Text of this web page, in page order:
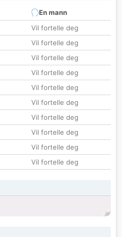
En mann
Vil fortelle deg
Vil fortelle deg
Vil fortelle deg
Vil fortelle deg
Vil fortelle deg
Vil fortelle deg
Vil fortelle deg
Vil fortelle deg
Vil fortelle deg
Vil fortelle deg